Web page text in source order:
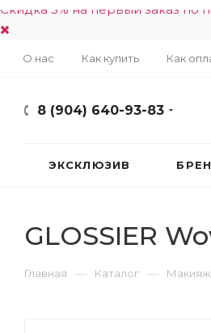
Скидка 5% на первый заказ по
О нас Как купить Как
8 (904) 640-93-83
ЭКСКЛЮЗИВ
GLOSSIER
Главная — Каталог — Макияж